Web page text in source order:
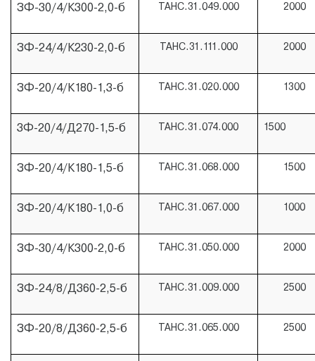
ЗФ-30/4/К300-2,0-б ТАНС.31.049.000 2000
ЗФ-24/4/К230-2,0-б ТАНС.31.111.000 2000
ЗФ-20/4/К180-1,3-б ТАНС.31.020.000 1300
3Ф-20/4/Д270-1,5-б ТАНС.31.074.000 1500
ЗФ-20/4/К180-1,5-б ТАНС.31.068.000 1500
ЗФ-20/4/К180-1,0-б ТАНС.31.067.000 1000
ЗФ-30/4/К300-2,0-б ТАНС.31.050.000 2000
ЗФ-24/8/Д360-2,5-б ТАНС.31.009.000 2500
ЗФ-20/8/Д360-2,5-б ТАНС.31.065.000 2500